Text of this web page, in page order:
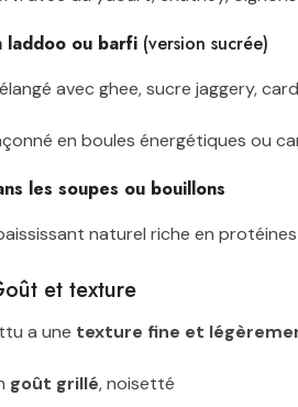
laddoo ou barfi (version sucrée)
avec ghee, sucre jaggery,
en boules énergétiques ou
les soupes ou bouillons
naturel riche en
et texture
a une texture fine et
goût grillé, noisetté